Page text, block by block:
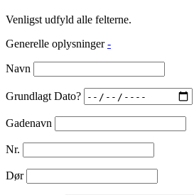
Venligst udfyld alle felterne.
Generelle oplysninger -
Navn
Grundlagt Dato?
Gadenavn
Nr.
Dør